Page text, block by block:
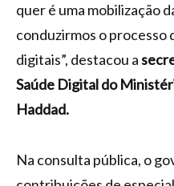
quer é uma mobilização
conduzirmos o processo
digitais”, destacou a
Saúde Digital do
Haddad.
Na consulta pública, o